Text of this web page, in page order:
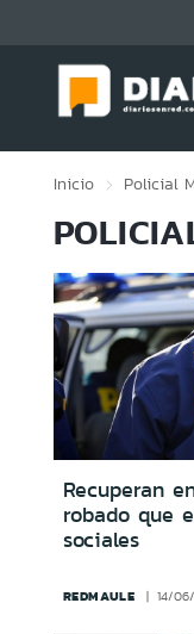
Inicio Policial
Recuperan
robado que
sociales
REDMAULE 14/06/